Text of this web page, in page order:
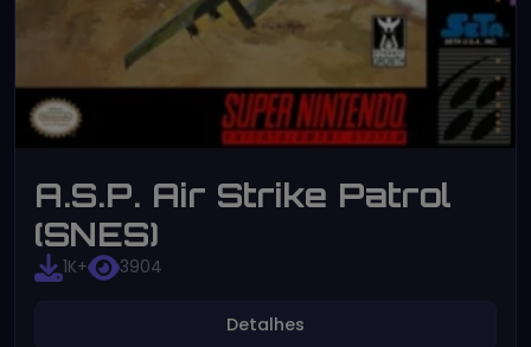
A.S.P. Air Strike Patrol
(SNES)
1K+ 3904
Detalhes